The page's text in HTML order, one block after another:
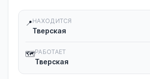
📍НАХОДИТСЯ
Тверская
🗺️РАБОТАЕТ
Тверская